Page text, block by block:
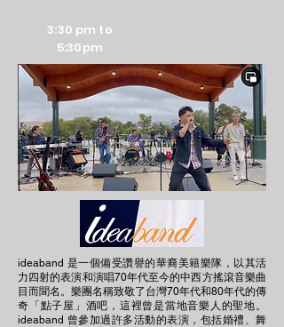
3:30 pm to
5:30pm
ideaband 是一個備受讚譽的華裔美籍樂隊，以其活
力四射的表演和演唱70年代至今的中西方搖滾音樂曲
目而聞名。樂團名稱致敬了台灣70年代和80年代的傳
奇「點子屋」酒吧，這裡曾是當地音樂人的聖地。
ideaband 曾參加過許多活動的表演，包括婚禮、舞